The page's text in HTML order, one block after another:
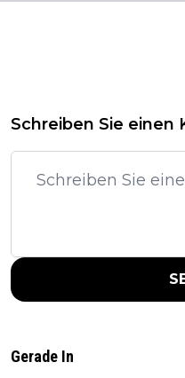
Schreiben Sie einen
Gerade In